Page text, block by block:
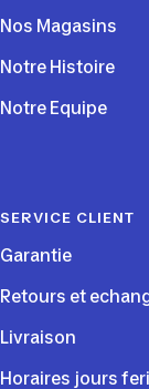
Nos Magasins
Notre Histoire
Notre Equipe
SERVICE CLIENT
Garantie
Retours et
Livraison
Horaires jours